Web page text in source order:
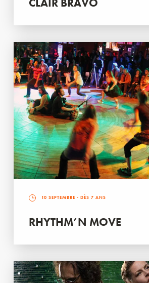
10 SEPTEMBRE - DÈS 7 ANS
RHYTHM’N MOVE